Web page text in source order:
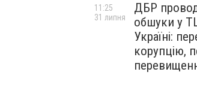
ДБР
обшуки у
Україні:
корупцію,
11:25
31 липня